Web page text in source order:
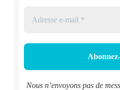
Nous n’envoyons pas de